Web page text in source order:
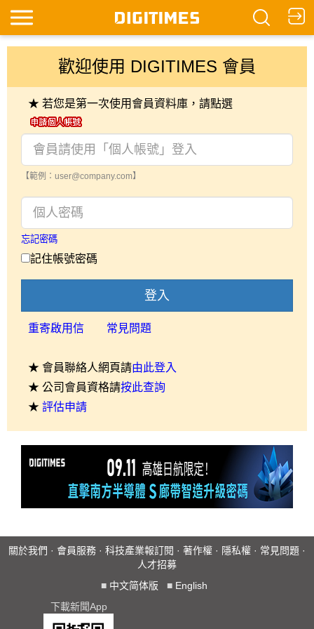
歡迎使用 DIGITIMES 會員
★ 若您是第一次使用會員資料庫，請點選
【範例：user@company.com】
忘記密碼
記住帳號密碼
登入
重寄啟用信 常見問題
★ 會員聯絡人網頁請由此登入
★ 公司會員資格請按此查詢
★ 評估申請
關於我們 · 會員服務 · 科技產業報訂閱 · 著作權 · 隱私權 · 常見問題 ·
人才招募
■ 中文简体版 ■ English
下載新聞App